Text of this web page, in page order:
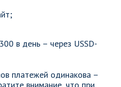
в день – через USSD-
платежей одинакова –